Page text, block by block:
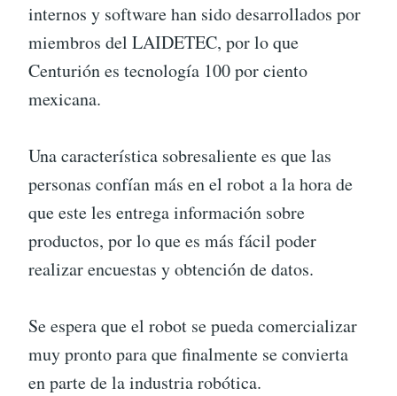
internos y software han sido desarrollados por
miembros del LAIDETEC, por lo que
Centurión es tecnología 100 por ciento
mexicana.
Una característica sobresaliente es que las
personas confían más en el robot a la hora de
que este les entrega información sobre
productos, por lo que es más fácil poder
realizar encuestas y obtención de datos.
Se espera que el robot se pueda comercializar
muy pronto para que finalmente se convierta
en parte de la industria robótica.